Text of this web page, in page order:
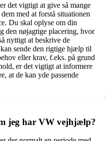
det vigtigt at give så mange
med at forstå situationen
Du skal oplyse om din
den nøjagtige placering, hvor
nyttigt at beskrive de
sende den rigtige hjælp til
eller krav, f.eks. på grund
er det vigtigt at informere
at de kan yde passende
jeg har VW vejhjælp?